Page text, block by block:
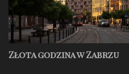
Złota godzina w Zabrzu